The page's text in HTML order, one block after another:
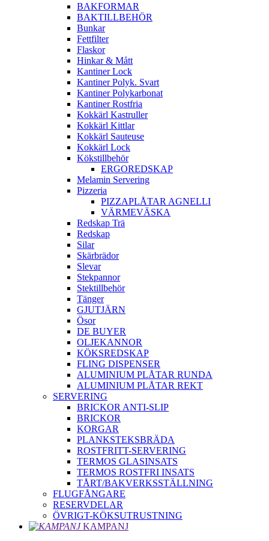
BAKFORMAR
BAKTILLBEHÖR
Bunkar
Fettfilter
Flaskor
Hinkar & Mått
Kantiner Lock
Kantiner Polyk. Svart
Kantiner Polykarbonat
Kantiner Rostfria
Kokkärl Kastruller
Kokkärl Kittlar
Kokkärl Sauteuse
Kokkärl Lock
Kökstillbehör
ERGOREDSKAP
Melamin Servering
Pizzeria
PIZZAPLÅTAR AGNELLI
VÄRMEVÄSKA
Redskap Trä
Redskap
Silar
Skärbrädor
Slevar
Stekpannor
Stektillbehör
Tänger
GJUTJÄRN
Ösor
DE BUYER
OLJEKANNOR
KÖKSREDSKAP
FLING DISPENSER
ALUMINIUM PLÅTAR RUNDA
ALUMINIUM PLÅTAR REKT
SERVERING
BRICKOR ANTI-SLIP
BRICKOR
KORGAR
PLANKSTEKSBRÄDA
ROSTFRITT-SERVERING
TERMOS GLASINSATS
TERMOS ROSTFRI INSATS
TÅRT/BAKVERKSSTÄLLNING
FLUGFÅNGARE
RESERVDELAR
ÖVRIGT-KÖKSUTRUSTNING
KAMPANJ